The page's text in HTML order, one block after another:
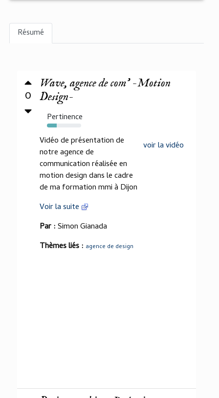
Résumé
0
Wave, agence de com' -Motion
Design-
Pertinence
29%
voir la vidéo
Vidéo de présentation de
notre agence de
communication réalisée en
motion design dans le cadre
de ma formation mmi à Dijon
Voir la suite
Par :Simon Gianada
Thèmes liés : agence de design